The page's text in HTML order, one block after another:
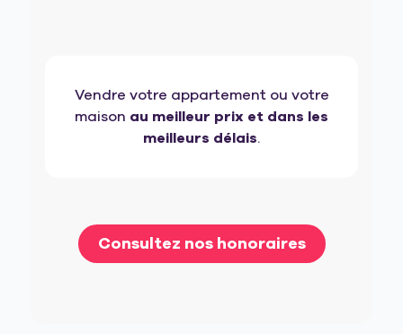
Vendre votre appartement ou votre
maison au meilleur prix et dans les
meilleurs délais.
Consultez nos honoraires